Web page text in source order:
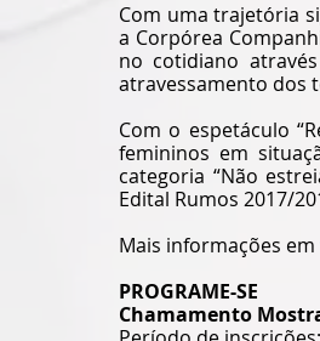
Com uma trajetória
a Corpórea
no cotidiano
atravessamento dos
Com o espetáculo
femininos em
categoria “Não
Edital Rumos 2017/
Mais informações em
PROGRAME-SE
Chamamento